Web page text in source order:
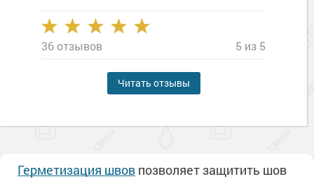
36 отзывов 5 из 5
Читать отзывы
Герметизация швов позволяет защитить шов